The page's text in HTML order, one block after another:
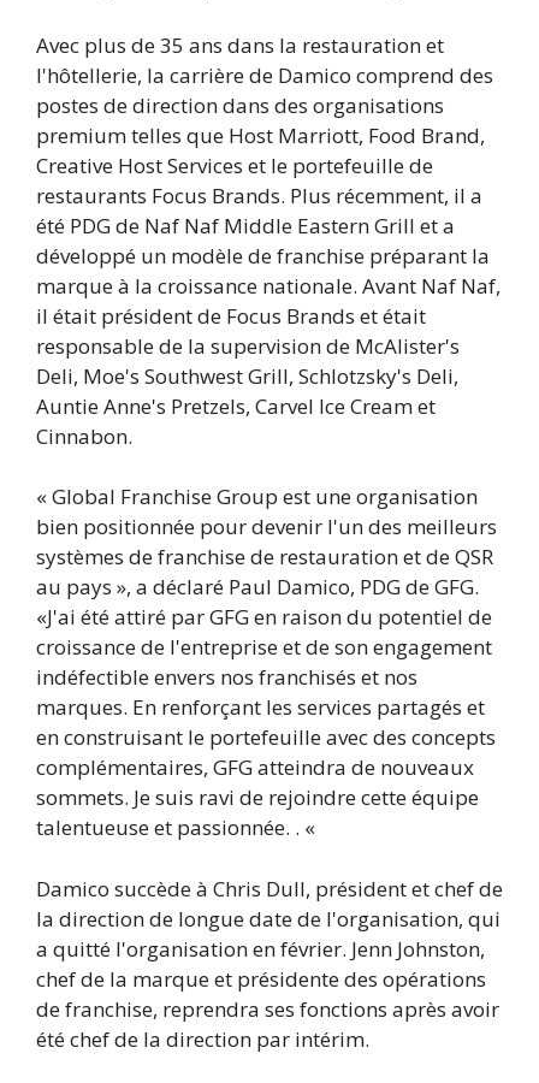
Avec plus de 35 ans dans la restauration et
l'hôtellerie, la carrière de Damico comprend des
postes de direction dans des organisations
premium telles que Host Marriott, Food Brand,
Creative Host Services et le portefeuille de
restaurants Focus Brands. Plus récemment, il a
été PDG de Naf Naf Middle Eastern Grill et a
développé un modèle de franchise préparant la
marque à la croissance nationale. Avant Naf Naf,
il était président de Focus Brands et était
responsable de la supervision de McAlister's
Deli, Moe's Southwest Grill, Schlotzsky's Deli,
Auntie Anne's Pretzels, Carvel Ice Cream et
Cinnabon.
« Global Franchise Group est une organisation
bien positionnée pour devenir l'un des meilleurs
systèmes de franchise de restauration et de QSR
au pays », a déclaré Paul Damico, PDG de GFG.
«J'ai été attiré par GFG en raison du potentiel de
croissance de l'entreprise et de son engagement
indéfectible envers nos franchisés et nos
marques. En renforçant les services partagés et
en construisant le portefeuille avec des concepts
complémentaires, GFG atteindra de nouveaux
sommets. Je suis ravi de rejoindre cette équipe
talentueuse et passionnée. . «
Damico succède à Chris Dull, président et chef de
la direction de longue date de l'organisation, qui
a quitté l'organisation en février. Jenn Johnston,
chef de la marque et présidente des opérations
de franchise, reprendra ses fonctions après avoir
été chef de la direction par intérim.